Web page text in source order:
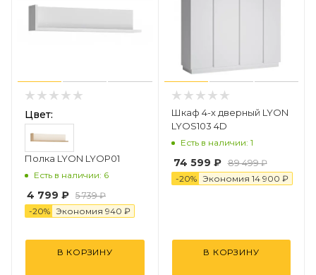
Цвет:
Полка LYON LYOP01
Есть в наличии: 6
4 799 ₽ 5 739 ₽
-20% Экономия 940 ₽
В КОРЗИНУ
Шкаф 4-х дверный LYON
LYOS103 4D
Есть в наличии: 1
74 599 ₽ 89 499 ₽
-20% Экономия 14 900 ₽
В КОРЗИНУ